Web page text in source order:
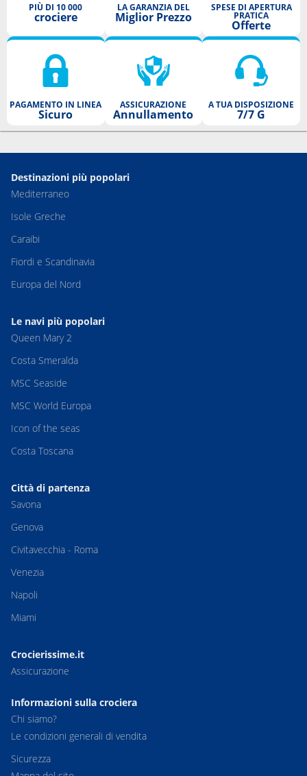
PIÙ DI 10 000
crociere
LA GARANZIA DEL
Miglior Prezzo
SPESE DI APERTURA
PRATICA
Offerte
PAGAMENTO IN LINEA
Sicuro
ASSICURAZIONE
Annullamento
A TUA DISPOSIZIONE
7/7 G
Destinazioni più popolari
Mediterraneo
Isole Greche
Caraibi
Fiordi e Scandinavia
Europa del Nord
Le navi più popolari
Queen Mary 2
Costa Smeralda
MSC Seaside
MSC World Europa
Icon of the seas
Costa Toscana
Città di partenza
Savona
Genova
Civitavecchia - Roma
Venezia
Napoli
Miami
Crocierissime.it
Assicurazione
Informazioni sulla crociera
Chi siamo?
Le condizioni generali di vendita
Sicurezza